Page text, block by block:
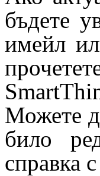
бъдете
имейл
Можете
било
справка